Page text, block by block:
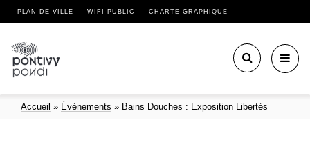
PLAN DE VILLE WIFI PUBLIC CHARTE GRAPHIQUE
Accueil » Événements » Bains Douches : Exposition Libertés